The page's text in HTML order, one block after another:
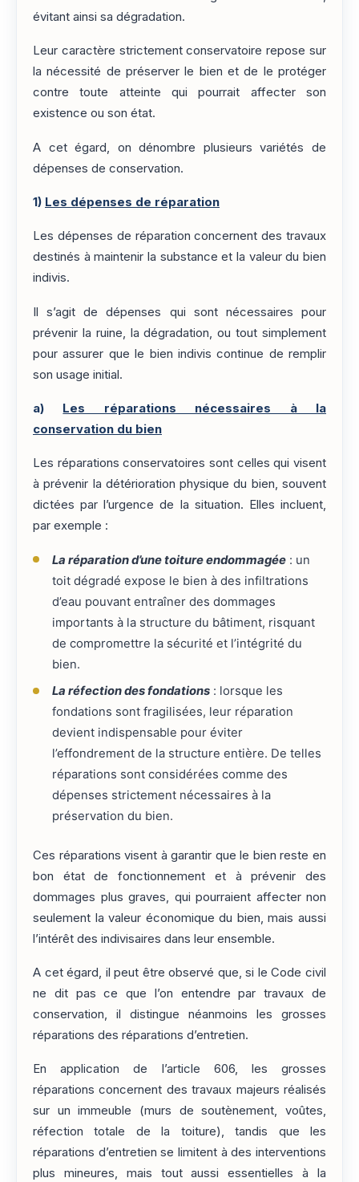
évitant ainsi sa dégradation.
Leur caractère strictement conservatoire repose sur
la nécessité de préserver le bien et de le protéger
contre toute atteinte qui pourrait affecter son
existence ou son état.
A cet égard, on dénombre plusieurs variétés de
dépenses de conservation.
1) Les dépenses de réparation
Les dépenses de réparation concernent des travaux
destinés à maintenir la substance et la valeur du bien
indivis.
Il s’agit de dépenses qui sont nécessaires pour
prévenir la ruine, la dégradation, ou tout simplement
pour assurer que le bien indivis continue de remplir
son usage initial.
a) Les réparations nécessaires à la
conservation du bien
Les réparations conservatoires sont celles qui visent
à prévenir la détérioration physique du bien, souvent
dictées par l’urgence de la situation. Elles incluent,
par exemple :
La réparation d’une toiture endommagée: un
toit dégradé expose le bien à des infiltrations
d’eau pouvant entraîner des dommages
importants à la structure du bâtiment, risquant
de compromettre la sécurité et l’intégrité du
bien.
La réfection des fondations: lorsque les
fondations sont fragilisées, leur réparation
devient indispensable pour éviter
l’effondrement de la structure entière. De telles
réparations sont considérées comme des
dépenses strictement nécessaires à la
préservation du bien.
Ces réparations visent à garantir que le bien reste en
bon état de fonctionnement et à prévenir des
dommages plus graves, qui pourraient affecter non
seulement la valeur économique du bien, mais aussi
l’intérêt des indivisaires dans leur ensemble.
A cet égard, il peut être observé que, si le Code civil
ne dit pas ce que l’on entendre par travaux de
conservation, il distingue néanmoins les grosses
réparations des réparations d’entretien.
En application de l’article 606, les grosses
réparations concernent des travaux majeurs réalisés
sur un immeuble (murs de soutènement, voûtes,
réfection totale de la toiture), tandis que les
réparations d’entretien se limitent à des interventions
plus mineures, mais tout aussi essentielles à la